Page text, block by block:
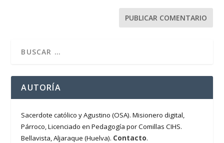
AUTORÍA
Sacerdote católico y Agustino (OSA). Misionero digital,
Párroco, Licenciado en Pedagogía por Comillas CIHS.
Bellavista, Aljaraque (Huelva). Contacto.